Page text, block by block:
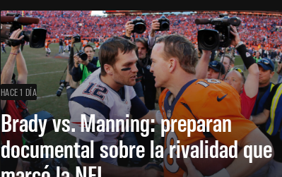
HACE 1 DÍA
Brady vs. Manning: preparan
documental sobre la rivalidad que